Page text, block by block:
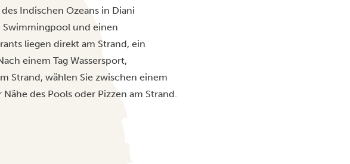
Indischen Ozeans in Diani
und einen
liegen direkt am Strand, ein
einem Tag Wassersport,
Strand, wählen Sie zwischen einem
des Pools oder Pizzen am Strand.